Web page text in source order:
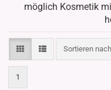
möglich Kosmetik
Sortieren nach
Sortieren nach
1